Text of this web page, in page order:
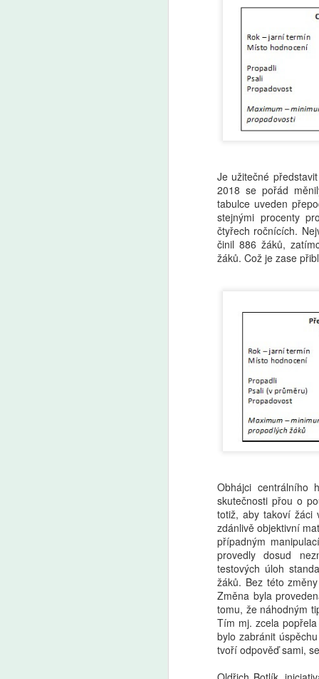
Je užitečné
2018 se pořád
tabulce uveden
stejnými procenty
čtyřech ročnících.
činil 886 žáků,
žáků. Což je zase
Obhájci centrálního
skutečnosti přou o
totiž, aby takoví žáci
zdánlivě objektivní
případným
provedly dosud
testových úloh
žáků. Bez této
Změna byla
tomu, že náhodným
Tím mj. zcela
bylo zabránit
tvoří odpověď sami,
s
a